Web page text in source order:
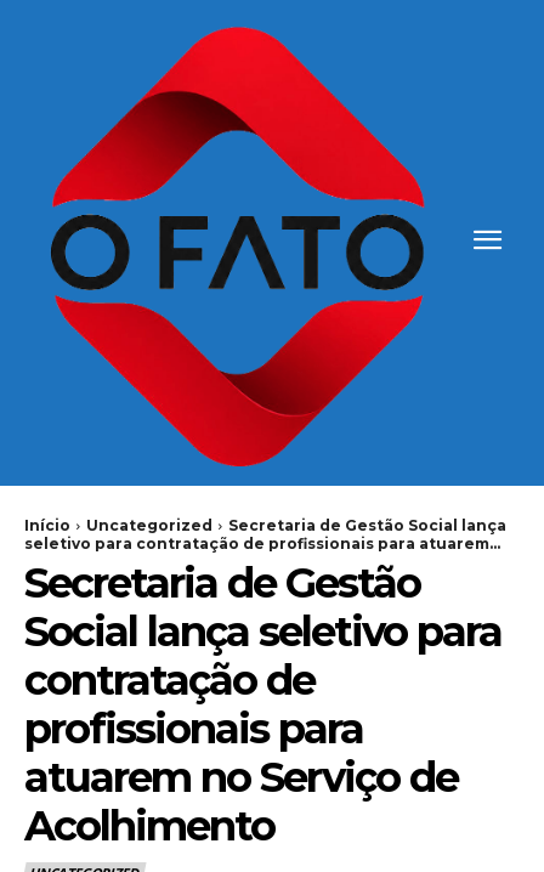
Início Uncategorized
Secretaria de Gestão Social lança
seletivo para contratação de profissionais para atuarem...
Secretaria de Gestão
Social lança seletivo para
contratação de
profissionais para
atuarem no Serviço de
Acolhimento